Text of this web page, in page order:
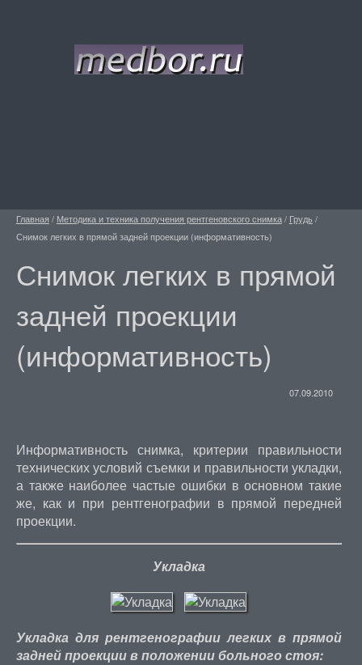
Главная / Методика и техника получения рентгеновского снимка/ Грудь/
Снимок легких в прямой задней проекции (информативность)
Снимок легких в прямой
задней проекции
(информативность)
07.09.2010
Информативность снимка, критерии правильности
технических условий съемки и правильности укладки,
а также наиболее частые ошибки в основном такие
же, как и при рентгенографии в прямой передней
проекции.
Укладка
Укладка для рентгенографии легких в прямой
задней проекции в положении больного стоя: